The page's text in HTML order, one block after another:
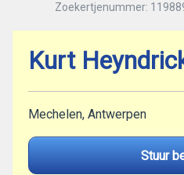
Zoekertjenummer:
Kurt
Mechelen, Antwerpen
Stuur